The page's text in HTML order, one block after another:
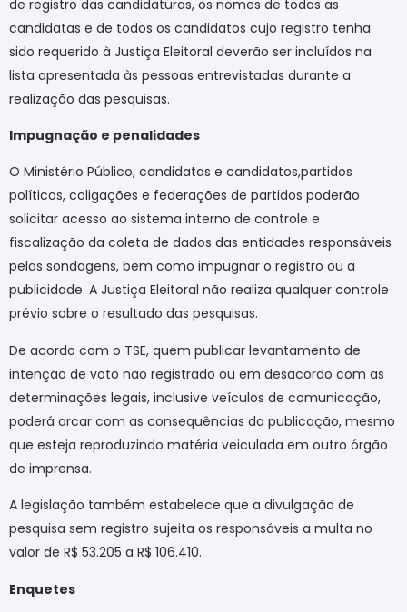
de registro das candidaturas, os nomes de todas as
candidatas e de todos os candidatos cujo registro tenha
sido requerido à Justiça Eleitoral deverão ser incluídos na
lista apresentada às pessoas entrevistadas durante a
realização das pesquisas.
Impugnação e penalidades
O Ministério Público, candidatas e candidatos,partidos
políticos, coligações e federações de partidos poderão
solicitar acesso ao sistema interno de controle e
fiscalização da coleta de dados das entidades responsáveis
pelas sondagens, bem como impugnar o registro ou a
publicidade. A Justiça Eleitoral não realiza qualquer controle
prévio sobre o resultado das pesquisas.
De acordo com o TSE, quem publicar levantamento de
intenção de voto não registrado ou em desacordo com as
determinações legais, inclusive veículos de comunicação,
poderá arcar com as consequências da publicação, mesmo
que esteja reproduzindo matéria veiculada em outro órgão
de imprensa.
A legislação também estabelece que a divulgação de
pesquisa sem registro sujeita os responsáveis a multa no
valor de R$ 53.205 a R$ 106.410.
Enquetes